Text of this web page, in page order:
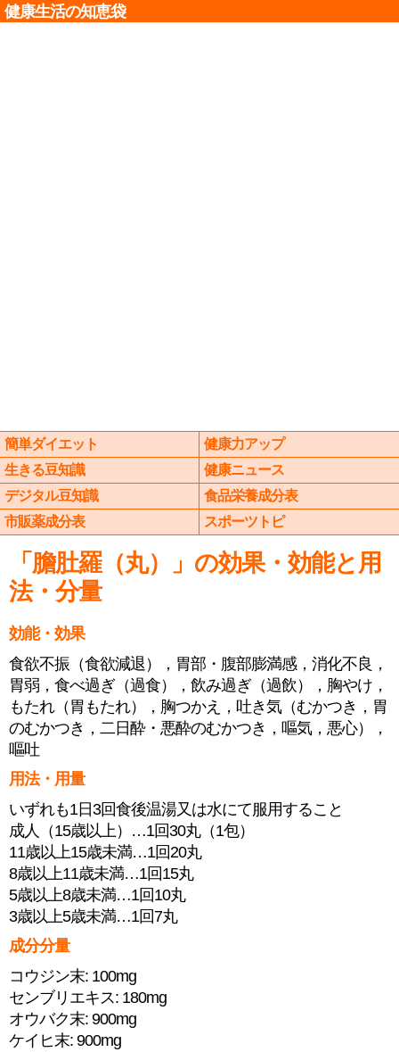
健康生活の知恵袋
簡単ダイエット
健康力アップ
生きる豆知識
健康ニュース
デジタル豆知識
食品栄養成分表
市販薬成分表
スポーツトピ
「膽肚羅（丸）」の効果・効能と用
法・分量
効能・効果
食欲不振（食欲減退），胃部・腹部膨満感，消化不良，
胃弱，食べ過ぎ（過食），飲み過ぎ（過飲），胸やけ，
もたれ（胃もたれ），胸つかえ，吐き気（むかつき，胃
のむかつき，二日酔・悪酔のむかつき，嘔気，悪心），
嘔吐
用法・用量
いずれも1日3回食後温湯又は水にて服用すること
成人（15歳以上）…1回30丸（1包）
11歳以上15歳未満…1回20丸
8歳以上11歳未満…1回15丸
5歳以上8歳未満…1回10丸
3歳以上5歳未満…1回7丸
成分分量
コウジン末: 100mg
センブリエキス: 180mg
オウバク末: 900mg
ケイヒ末: 900mg